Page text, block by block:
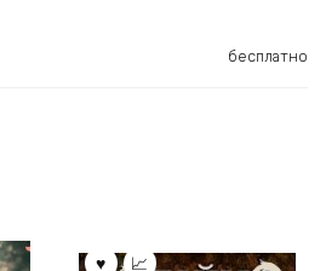
бесплатно